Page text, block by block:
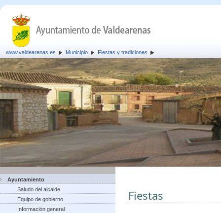
www.valdearenas.es Municipio Fiestas y tradiciones
Ayuntamiento
Saludo del alcalde
Equipo de gobierno
Información general
Fiestas